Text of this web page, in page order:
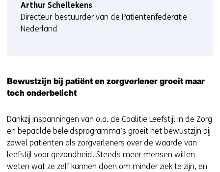
Arthur Schellekens
Directeur-bestuurder van de Patiëntenfederatie
Nederland
Bewustzijn bij patiënt en zorgverlener groeit maar
toch onderbelicht
Dankzij inspanningen van o.a. de Coalitie Leefstijl in de Zorg
en bepaalde beleidsprogramma’s groeit het bewustzijn bij
zowel patiënten als zorgverleners over de waarde van
leefstijl voor gezondheid. Steeds meer mensen willen
weten wat ze zelf kunnen doen om minder ziek te zijn, en